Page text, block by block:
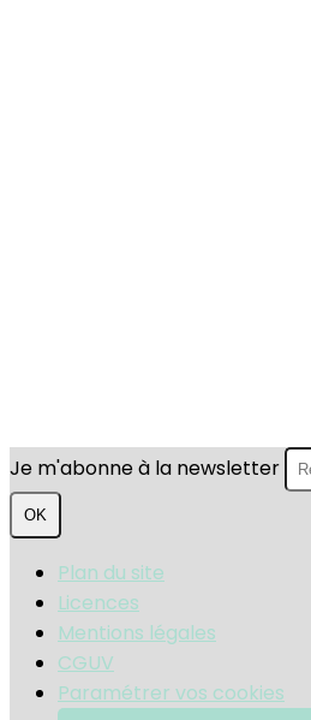
Je m'abonne à la newsletter
OK
Plan du site
Licences
Mentions légales
CGUV
Paramétrer vos cookies